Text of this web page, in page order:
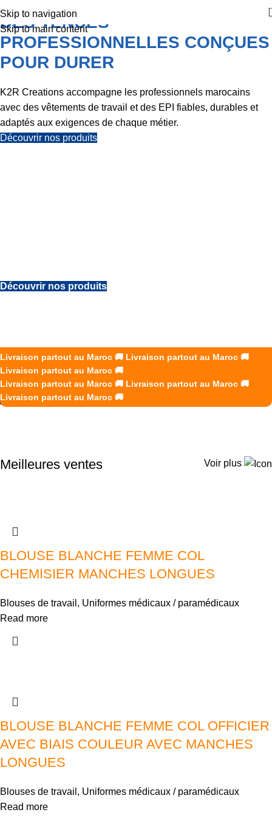
Skip to navigation
Skip to main content
DES TENUES
PROFESSIONNELLES CONÇUES
POUR DURER
K2R Creations accompagne les professionnels marocains
avec des vêtements de travail et des EPI fiables, durables et
adaptés aux exigences de chaque métier.
Découvrir nos produits
Découvrir nos produits
K2R Creations accompagne les entreprises avec des
vêtements de travail, uniformes et EPI adaptés à chaque
secteur d’activité.
Demander un devis
Livraison partout au Maroc 🚚 Livraison partout au Maroc 🚚
Livraison partout au Maroc 🚚
Livraison partout au Maroc 🚚 Livraison partout au Maroc 🚚
Livraison partout au Maroc 🚚
Meilleures ventes Voir plus
BLOUSE BLANCHE FEMME COL
CHEMISIER MANCHES LONGUES
Blouses de travail , Uniformes médicaux / paramédicaux
Read more
BLOUSE BLANCHE FEMME COL OFFICIER
AVEC BIAIS COULEUR AVEC MANCHES
LONGUES
Blouses de travail , Uniformes médicaux / paramédicaux
Read more